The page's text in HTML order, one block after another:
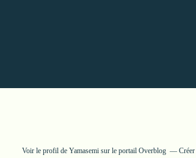
Voir le profil de Yamasemi sur le portail Overblog